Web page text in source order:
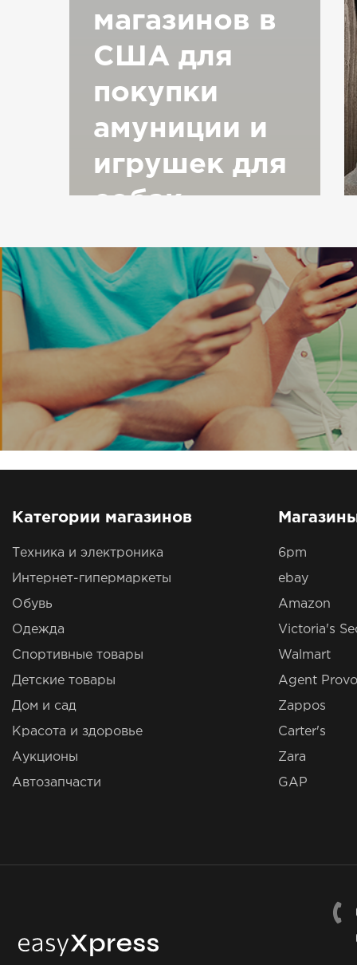
магазинов в
США для
покупки
амуниции и
игрушек для
собак
Категории магазинов
Техника и электроника
Интернет-гипермаркеты
Обувь
Одежда
Спортивные товары
Детские товары
Дом и сад
Красота и здоровье
Аукционы
Автозапчасти
6pm
ebay
Amazon
Victoria's
Walmart
Agent
Zappos
Carter's
Zara
GAP